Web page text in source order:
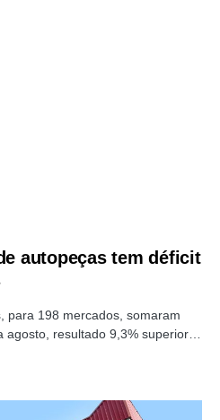
autopeças tem déficit
para 198 mercados, somaram
agosto, resultado 9,3% superior…